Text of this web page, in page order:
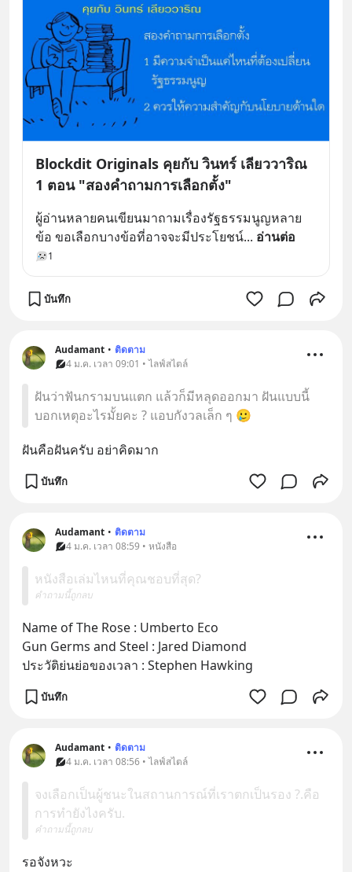
Blockdit Originals คุยกับ วินทร์ เลียววาริณ
1 ตอน "สองคำถามการเลือกตั้ง"
ผู้อ่านหลายคนเขียนมาถามเรื่องรัฐธรรมนูญหลาย
ข้อ ขอเลือกบางข้อที่อาจจะมีประโยชน์... อ่านต่อ
1
บันทึก
Audamant • ติดตาม
4 ม.ค. เวลา 09:01 • ไลฟ์สไตล์
ฝันว่าฟันกรามบนแตก แล้วก็มีหลุดออกมา ฝันแบบนี้
บอกเหตุอะไรมั้ยคะ ? แอบกังวลเล็ก ๆ 🥲
ฝันคือฝันครับ อย่าคิดมาก
บันทึก
Audamant • ติดตาม
4 ม.ค. เวลา 08:59 • หนังสือ
หนังสือเล่มไหนที่คุณชอบที่สุด?
คำถามนี้ถูกลบ
Name of The Rose : Umberto Eco
Gun Germs and Steel : Jared Diamond
ประวัติย่นย่อของเวลา : Stephen Hawking
บันทึก
Audamant • ติดตาม
4 ม.ค. เวลา 08:56 • ไลฟ์สไตล์
จงเลือกเป็นผู้ชนะในสถานการณ์ที่เราตกเป็นรอง ?.คือ
การทำยังไงครับ.
คำถามนี้ถูกลบ
รอจังหวะ